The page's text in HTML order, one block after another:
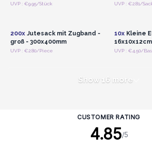
UVP : €9.95/Stück UVP : €2.81/
Anmelden oder
200xJutesack mit Zugband -
groß - 300x400mm
UVP : €2.80/Piece
10xKleine
UVP : €4.50/
Show 16 more
CUSTOMER RATING
4.85/5